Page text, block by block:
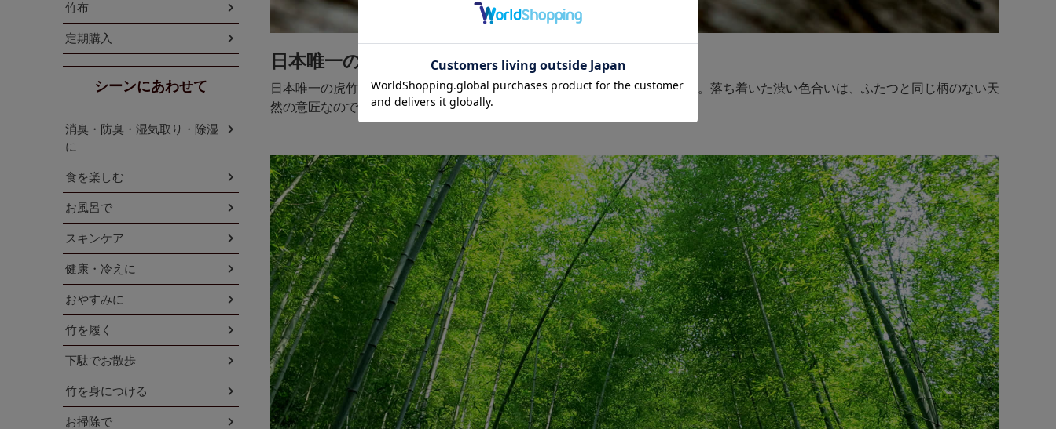
日本唯一の虎模様
日本唯一の虎竹の里でしか成育しない虎模様が独特の雰囲気を醸しだします。落ち着いた渋い色合いは、ふたつと同じ柄のない天
然の意匠なのです。
竹布
定期購入
シーンにあわせて
消臭・防臭・湿気取り・除湿
に
食を楽しむ
お風呂で
スキンケア
健康・冷えに
おやすみに
竹を履く
下駄でお散歩
竹を身につける
お掃除で